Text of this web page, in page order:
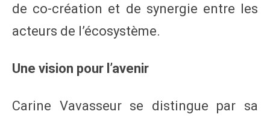
de co-création et de synergie entre les
acteurs de l’écosystème.
Une vision pour l’avenir
Carine Vavasseur se distingue par sa